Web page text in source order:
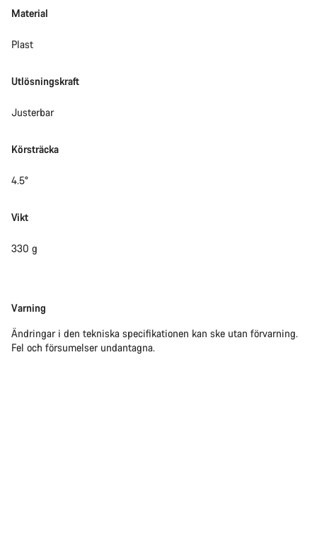
Material
Plast
Utlösningskraft
Justerbar
Körsträcka
4.5°
Vikt
330 g
Friskrivning
Varning
Ändringar i den tekniska specifikationen kan ske utan förvarning.
Fel och försumelser undantagna.